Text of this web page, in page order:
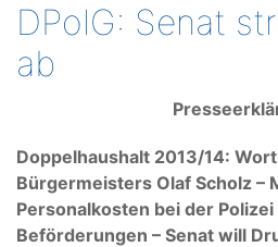
DPolG: Senat
ab
Doppelhaushalt 2013/14:
Bürgermeisters Olaf Scholz –
Personalkosten bei der
Beförderungen – Senat will